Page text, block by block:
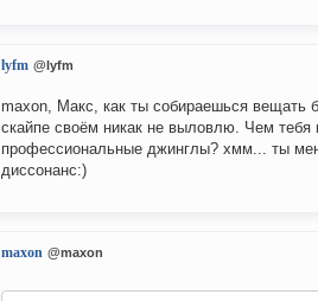
lyfm @lyfm
maxon, Макс, как ты собираешься вещать
скайпе своём никак не выловлю. Чем
профессиональные джинглы? хмм... ты
диссонанс:)
maxon @maxon